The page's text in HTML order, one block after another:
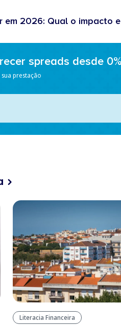
em 2026: Qual o impacto
spreads desde 0%
prestação
Literacia Financeira